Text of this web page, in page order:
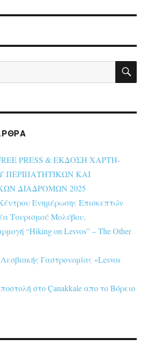
PRESS & ΕΚΔΟΣΗ ΧΑΡΤΗ-
ΠΕΡΙΠΑΤΗΤΙΚΩΝ ΚΑΙ
ΔΙΑΔΡΟΜΩΝ 2025
Ενημέρωσης Επισκεπτών
Τουρισμού Μολύβου.
“Hiking on Lesvos” – The Other
Γαστρονομίας «Lesvos
στο Çanakkale απο το Βόρειο